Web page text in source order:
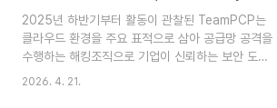
NTFS ADS(Alternate Data Stream)을 이용한
자가 삭제로 실행 흔적을 숨기며 실행 인자값을 설
정해 암호화 대상 경로와 병렬 스레드 수 및 ETW
우회 여부 등의 악성 동작 실행을 설정 할 수 있다.
2025년 하반기부터 활동이 관찰된 TeamPCP는
클라우드 환경을 주요 표적으로 삼아 공급망 공격을
수행하는 해킹조직으로 기업이 신뢰하는 보안 도구
및 개발 라이브러리를 악용해 악성코드를 유포하는
2026. 4. 21.